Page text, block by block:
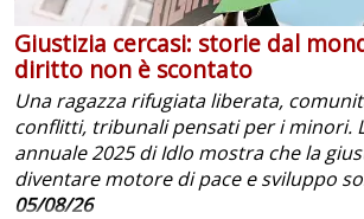
Giustizia cercasi: storie dal
diritto non è scontato
Una ragazza rifugiata liberata,
conflitti, tribunali pensati per i minori.
annuale 2025 di Idlo mostra che la
diventare motore di pace e sviluppo
05/08/26